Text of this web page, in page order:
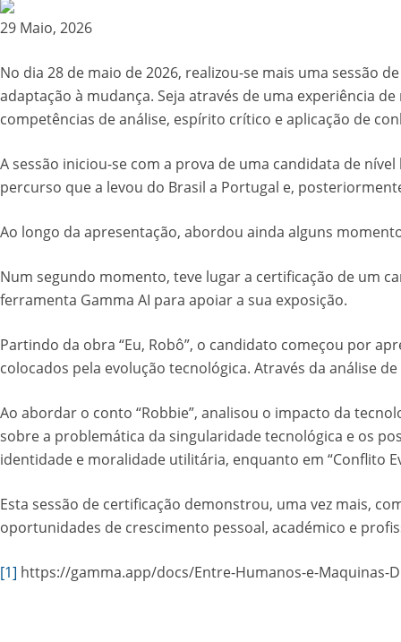
29 Maio, 2026
No dia 28 de maio de 2026, realizou-se mais uma sessão
adaptação à mudança. Seja através de uma experiência
competências de análise, espírito crítico e aplicação de
A sessão iniciou-se com a prova de uma candidata de
percurso que a levou do Brasil a Portugal e,
Ao longo da apresentação, abordou ainda alguns
Num segundo momento, teve lugar a certificação de um
ferramenta Gamma AI para apoiar a sua exposição.
Partindo da obra “Eu, Robô”, o candidato começou por
colocados pela evolução tecnológica. Através da análise
Ao abordar o conto “Robbie”, analisou o impacto da
sobre a problemática da singularidade tecnológica e os
identidade e moralidade utilitária, enquanto em “Conflito
Esta sessão de certificação demonstrou, uma vez mais,
oportunidades de crescimento pessoal, académico e
[1] https://gamma.app/docs/Entre-Humanos-e-Maquinas-